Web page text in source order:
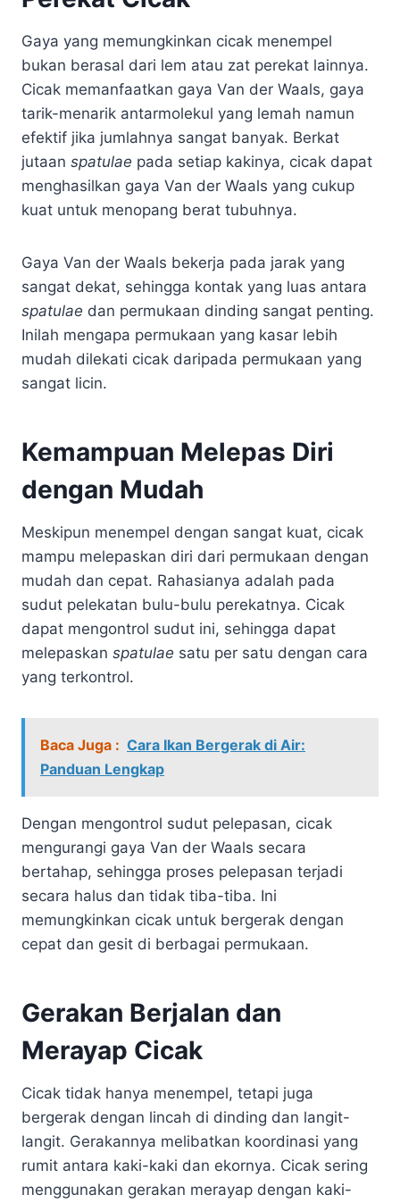
Gaya yang memungkinkan cicak menempel
bukan berasal dari lem atau zat perekat lainnya.
Cicak memanfaatkan gaya Van der Waals, gaya
tarik-menarik antarmolekul yang lemah namun
efektif jika jumlahnya sangat banyak. Berkat
jutaan spatulae pada setiap kakinya, cicak dapat
menghasilkan gaya Van der Waals yang cukup
kuat untuk menopang berat tubuhnya.
Gaya Van der Waals bekerja pada jarak yang
sangat dekat, sehingga kontak yang luas antara
spatulae dan permukaan dinding sangat penting.
Inilah mengapa permukaan yang kasar lebih
mudah dilekati cicak daripada permukaan yang
sangat licin.
Kemampuan Melepas Diri
dengan Mudah
Meskipun menempel dengan sangat kuat, cicak
mampu melepaskan diri dari permukaan dengan
mudah dan cepat. Rahasianya adalah pada
sudut pelekatan bulu-bulu perekatnya. Cicak
dapat mengontrol sudut ini, sehingga dapat
melepaskan spatulae satu per satu dengan cara
yang terkontrol.
Baca Juga : Cara Ikan Bergerak di Air:
Panduan Lengkap
Dengan mengontrol sudut pelepasan, cicak
mengurangi gaya Van der Waals secara
bertahap, sehingga proses pelepasan terjadi
secara halus dan tidak tiba-tiba. Ini
memungkinkan cicak untuk bergerak dengan
cepat dan gesit di berbagai permukaan.
Gerakan Berjalan dan
Merayap Cicak
Cicak tidak hanya menempel, tetapi juga
bergerak dengan lincah di dinding dan langit-
langit. Gerakannya melibatkan koordinasi yang
rumit antara kaki-kaki dan ekornya. Cicak sering
menggunakan gerakan merayap dengan kaki-